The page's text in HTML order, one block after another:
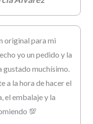
original para mi
yo un pedido y la
gustado muchísimo.
a la hora de hacer el
el embalaje y la
💯